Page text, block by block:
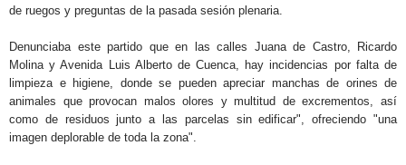
de ruegos y preguntas de la pasada sesión plenaria.
Denunciaba este partido que en las calles Juana de Castro, Ricardo
Molina y Avenida Luis Alberto de Cuenca, hay incidencias por falta de
limpieza e higiene, donde se pueden apreciar manchas de orines de
animales que provocan malos olores y multitud de excrementos, así
como de residuos junto a las parcelas sin edificar",ofreciendo "una
imagen deplorable de toda la zona".